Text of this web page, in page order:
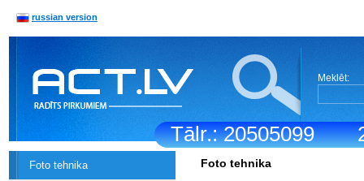
Tālr.: 20505099
russian version
Meklēt:
Foto tehnika Foto tehnika